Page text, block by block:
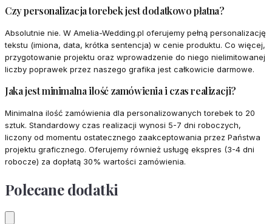
Czy personalizacja torebek jest dodatkowo płatna?
Absolutnie nie. W Amelia-Wedding.pl oferujemy pełną personalizację
tekstu (imiona, data, krótka sentencja) w cenie produktu. Co więcej,
przygotowanie projektu oraz wprowadzenie do niego nielimitowanej
liczby poprawek przez naszego grafika jest całkowicie darmowe.
Jaka jest minimalna ilość zamówienia i czas realizacji?
Minimalna ilość zamówienia dla personalizowanych torebek to 20
sztuk. Standardowy czas realizacji wynosi 5-7 dni roboczych,
liczony od momentu ostatecznego zaakceptowania przez Państwa
projektu graficznego. Oferujemy również usługę ekspres (3-4 dni
robocze) za dopłatą 30% wartości zamówienia.
Polecane dodatki